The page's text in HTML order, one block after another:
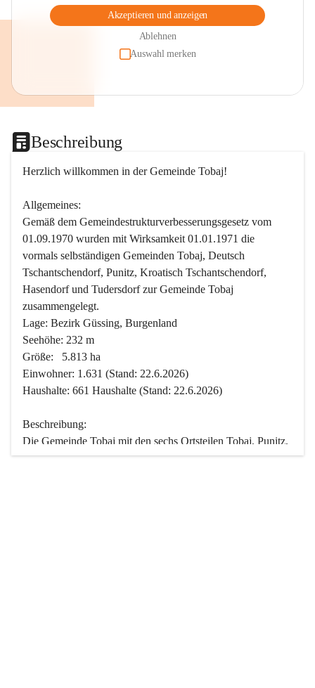
Akzeptieren und anzeigen
Ablehnen
Auswahl merken
Beschreibung
Herzlich willkommen in der Gemeinde Tobaj!
Allgemeines:
Gemäß dem Gemeindestrukturverbesserungsgesetz vom
01.09.1970 wurden mit Wirksamkeit 01.01.1971 die
vormals selbständigen Gemeinden Tobaj, Deutsch
Tschantschendorf, Punitz, Kroatisch Tschantschendorf,
Hasendorf und Tudersdorf zur Gemeinde Tobaj
zusammengelegt.
Lage: Bezirk Güssing, Burgenland
Seehöhe: 232 m
Größe:   5.813 ha
Einwohner: 1.631 (Stand: 22.6.2026)
Haushalte: 661 Haushalte (Stand: 22.6.2026)
Beschreibung:
Die Gemeinde Tobaj mit den sechs Ortsteilen Tobaj, Punitz,
Deutsch Tschantschendorf, Kroatisch Tschantschendorf,